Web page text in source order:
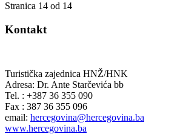
Stranica 14 od 14
Kontakt
Turistička zajednica HNŽ/HNK
Adresa: Dr. Ante Starčevića bb
Tel. : +387 36 355 090
Fax : 387 36 355 096
email: hercegovina@hercegovina.ba
www.hercegovina.ba